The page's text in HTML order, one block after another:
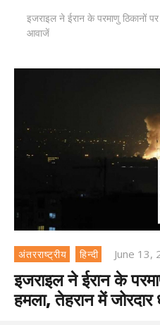
इजराइल ने ईरान के परमाणु ठिकानों
आवाजें
अंतरराष्ट्रीय हिन्दी June 13,
इजराइल ने ईरान के
हमला, तेहरान में